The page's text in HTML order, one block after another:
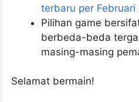
terbaru per Februari
Pilihan game
berbeda-beda
masing-masing
Selamat bermain!